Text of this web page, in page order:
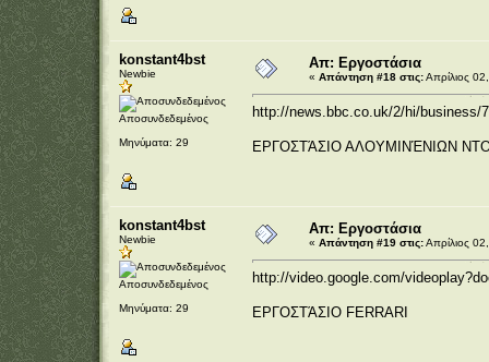
konstant4bst
Newbie
Αποσυνδεδεμένος
Μηνύματα: 29
Απ: Εργοστάσια
« Απάντηση #18 στις:Απρίλιος
http://news.bbc.co.uk/2/hi/business/
ΕΡΓΟΣΤΆΣΙΟ ΑΛΟΥΜΙΝΈΝΙΩΝ
konstant4bst
Newbie
Αποσυνδεδεμένος
Μηνύματα: 29
Απ: Εργοστάσια
« Απάντηση #19 στις:Απρίλιος
http://video.google.com/
ΕΡΓΟΣΤΆΣΙΟ FERRARI